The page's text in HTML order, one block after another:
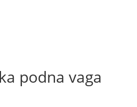
podna vaga